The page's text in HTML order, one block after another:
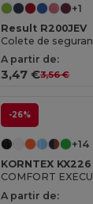
+1
Result R200JEV
Colete de
A partir de:
3,47 €3,56 €
-26%
+14
KORNTEX KX226
COMFORT
A partir de: